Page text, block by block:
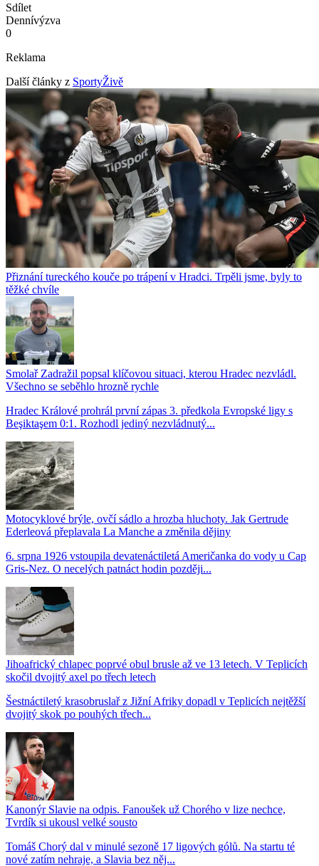
Sdílet
Dennívýzva
0
Reklama
Další články z SportyŽivě
Přiznání tureckého kouče po trápení v Hradci. Trpěli jsme, byly to
těžké chvíle
Smolař Zadražil popsal klíčovou situaci, kterou Hradec nezvládl.
Všechno se seběhlo hrozně rychle
Hradec Králové prohrál první zápas 3. předkola Evropské ligy s
Beşiktaşem 0:1. Rozhodl jediný nezvládnutý...
Motocyklové brýle, ovčí sádlo a hrozba hluchoty. Jak Gertrude
Ederleová přeplavala La Manche a změnila dějiny
6. srpna 1926 vstoupila devatenáctiletá Američanka do vody u Cap
Gris-Nez. O necelých patnáct hodin později...
Jihoafrický chlapec poprvé obul brusle až ve 13 letech. V Teplicích
skočil dvojitý axel po třech letech
Šestnáctiletý krasobruslař z Jižní Afriky dopadl v Teplicích nejtěžší
dvojitý skok po pouhých třech...
Kanonýr Slavie na odpis. Fanoušek už Chorého v lize nechce,
Tvrdík si ukousl velké sousto
Tomáš Chorý dal v minulé sezoně 17 ligových gólů. Na startu té
nové zatím nehraje, a Slavia bez něj...